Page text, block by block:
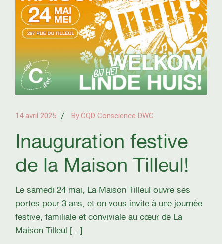
14 avril 2025 ByCQD Conscience DWC
Inauguration festive
de la Maison Tilleul!
Le samedi 24 mai, La Maison Tilleul ouvre ses
portes pour 3 ans, et on vous invite à une journée
festive, familiale et conviviale au cœur de La
Maison Tilleul […]